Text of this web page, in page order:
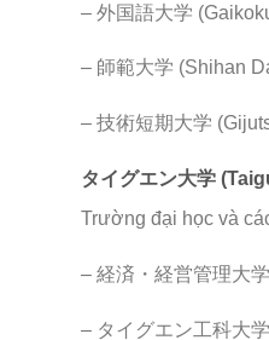
– 外国語大学
– 師範大学 (Shihan
– 技術短期大学
タイグエン大学
Trường đại học và
– 経済・経営管理大
– タイグエン工科大